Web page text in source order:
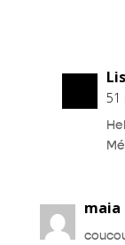
51
maia